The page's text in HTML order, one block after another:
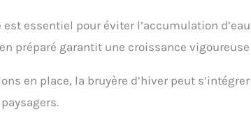
est essentiel pour éviter l’accumulation
préparé garantit une croissance
en place, la bruyère d’hiver peut